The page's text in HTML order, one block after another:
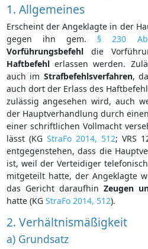
1. Allgemeines
Erscheint der Angeklagte in der
gegen ihn gem. § 230
Vorführungsbefehldie
Haftbefehlerlassen werden.
auch im Strafbefehlsverfahren,
auch dort der Erlass des
zulässig angesehen wird, auch
der Hauptverhandlung durch
einer schriftlichen Vollmacht
lässt (KG StraFo 2014, 512; VRS
entgegenstehen, dass die
ist, weil der Verteidiger
mitgeteilt hatte, der Angeklagte
das Gericht daraufhin Zeugen
hatte (KG StraFo 2014, 512).
2. Verhältnismäßigkeit
a) Grundsatz